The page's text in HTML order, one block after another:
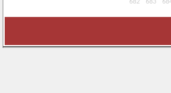
682
683